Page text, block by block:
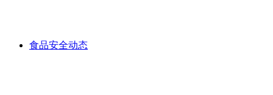
食品安全动态